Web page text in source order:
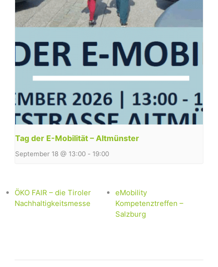
Tag der E-Mobilität – Altmünster
September 18 @ 13:00 - 19:00
ÖKO FAIR – die Tiroler
Nachhaltigkeitsmesse
eMobility
Kompetenztreffen –
Salzburg